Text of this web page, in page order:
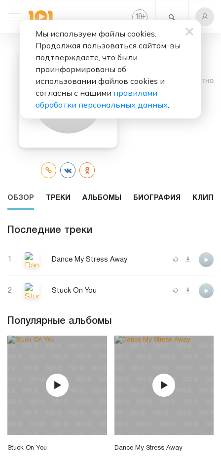
18+
Слушать бесплатно
Demarco
ОБЗОР ТРЕКИ АЛЬБОМЫ БИОГРАФИЯ КЛИПЫ
Последние треки
Dance My Stress Away
2 Stuck On You
Популярные альбомы
Stuck On You Dance My Stress Away
Мы используем файлы cookies.
Продолжая пользоваться сайтом, вы
подтверждаете, что были
проинформированы об
использовании файлов cookies и
согласны с нашими правилами
обработки персональных данных.